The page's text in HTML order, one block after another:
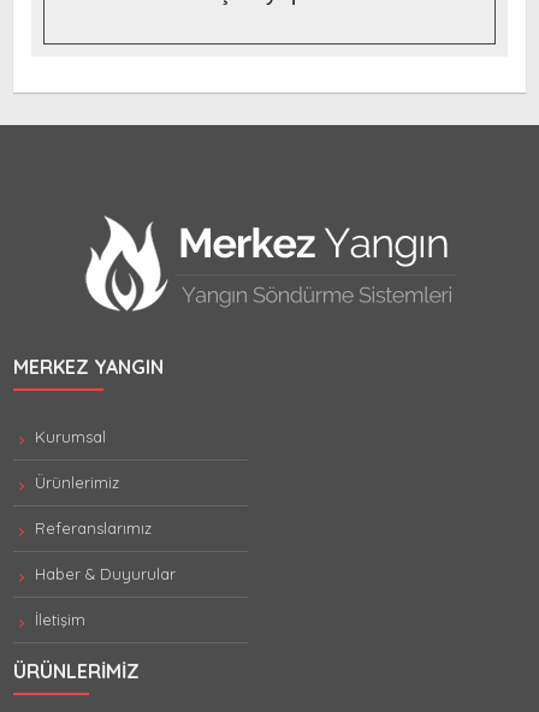
MERKEZ YANGIN
Kurumsal
Ürünlerimiz
Referanslarımız
Haber & Duyurular
İletişim
ÜRÜNLERIMIZ